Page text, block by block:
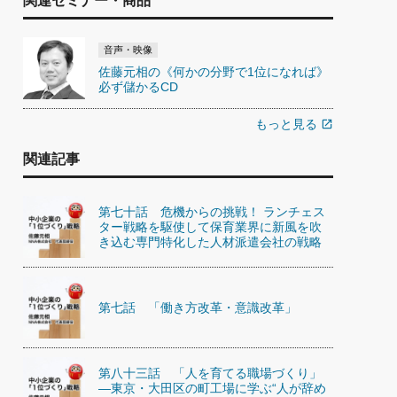
音声・映像
佐藤元相の《何かの分野で1位になれば》
必ず儲かるCD
もっと見る open_in_new
関連記事
第七十話 危機からの挑戦！ ランチェス
ター戦略を駆使して保育業界に新風を吹
き込む専門特化した人材派遣会社の戦略
第七話 「働き方改革・意識改革」
第八十三話 「人を育てる職場づくり」
—東京・大田区の町工場に学ぶ“人が辞め